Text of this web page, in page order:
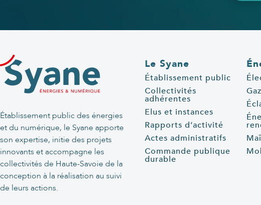
Établissement public des énergies
et du numérique, le Syane apporte
son expertise, initie des projets
innovants et accompagne les
collectivités de Haute-Savoie de la
conception à la réalisation au suivi
de leurs actions.
Le Syane
Établissement public
Collectivités
adhérentes
Elus et instances
Rapports d’activité
Actes administratifs
Commande publique
durable
Gaz